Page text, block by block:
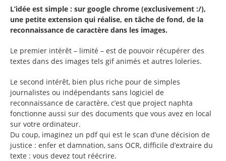
L’idée est simple : sur google chrome (exclusivement :/),
une petite extension qui réalise, en tâche de fond, de la
reconnaissance de caractère dans les images.
Le premier intérêt – limité – est de pouvoir récupérer des
textes dans des images tels gif animés et autres loleries.
Le second intérêt, bien plus riche pour de simples
journalistes ou indépendants sans logiciel de
reconnaissance de caractère, c’est que project naphta
fonctionne aussi sur des documents que vous avez en local
sur votre ordinateur.
Du coup, imaginez un pdf qui est le scan d’une décision de
justice : enfer et damnation, sans OCR, difficile d’extraire du
texte : vous devez tout réécrire.